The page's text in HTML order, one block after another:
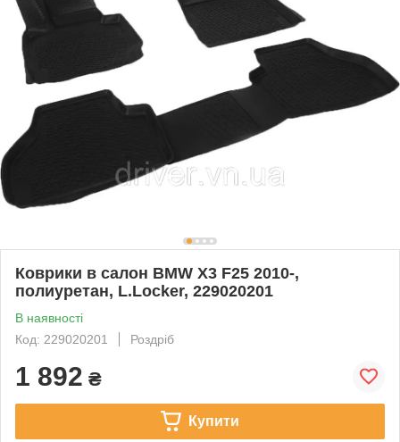
Коврики в салон BMW X3 F25 2010-,
полиуретан, L.Locker, 229020201
В наявності
Код: 229020201
Роздріб
1 892 ₴
Купити